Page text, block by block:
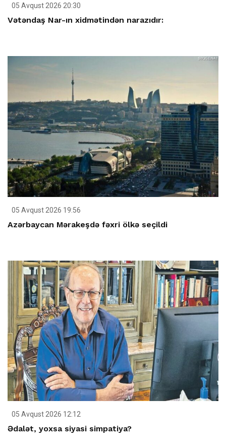
05 Avqust 2026 20:30
Vətəndaş Nar-ın xidmətindən narazıdır:
05 Avqust 2026 19:56
Azərbaycan Mərakeşdə fəxri ölkə seçildi
05 Avqust 2026 12:12
Ədalət, yoxsa siyasi simpatiya?